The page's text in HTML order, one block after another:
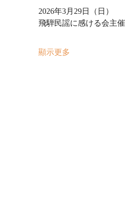
2026年3月29日（日）
飛騨民謡に感ける会主催
顯示更多